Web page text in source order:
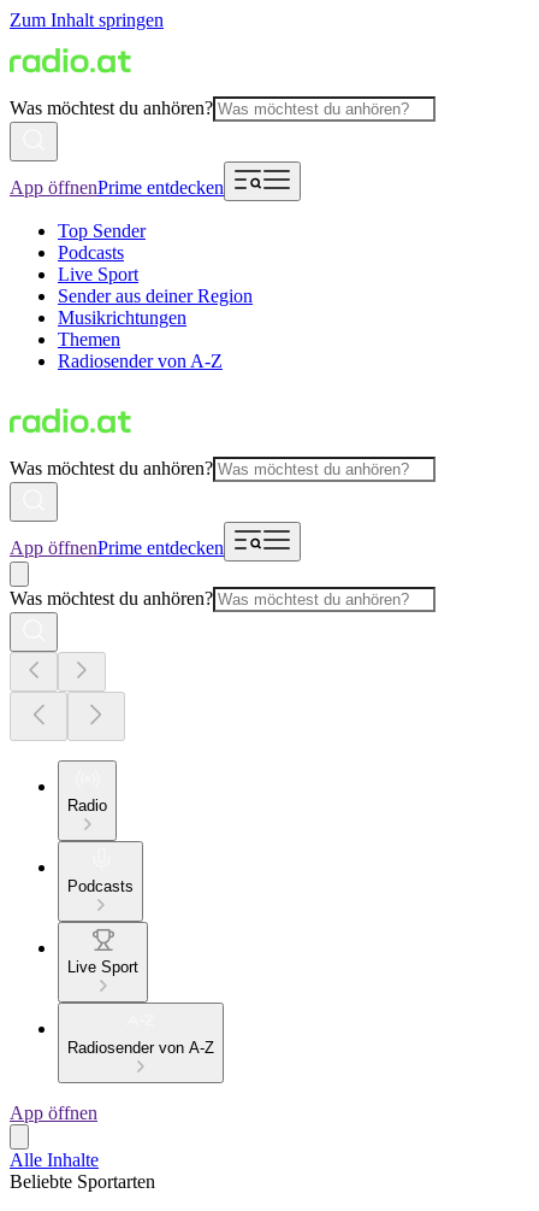
Zum Inhalt springen
Was möchtest du anhören?
App öffnenPrime entdecken
Top Sender
Podcasts
Live Sport
Sender aus deiner Region
Musikrichtungen
Themen
Radiosender von A-Z
Was möchtest du anhören?
App öffnenPrime entdecken
Was möchtest du anhören?
Radio
Podcasts
Live Sport
Radiosender von A-Z
App öffnen
Alle Inhalte
Beliebte Sportarten